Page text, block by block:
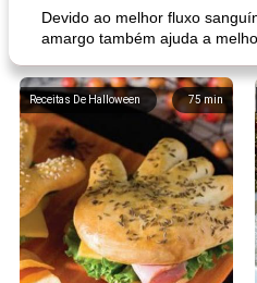
Devido ao melhor fluxo
amargo também ajuda a
75min
Receitas De Halloween